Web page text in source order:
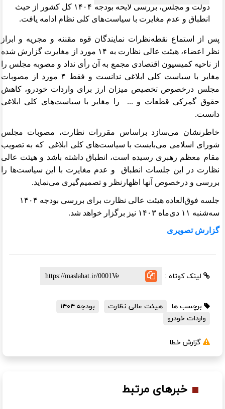
دولت و مجلس، بررسی لایحه بودجه ۱۴۰۴ کل کشور از حیث
انطباق و عدم مغایرت با سیاست‌های کلی نظام ادامه یافت.
پس از استماع نقطه‌نظرات نمایندگان قوه مقننه و مجریه و ابراز
نظر اعضاء، هیئت عالی نظارت به ۱۴ مورد از مغایرت گزارش شده
از ناحیه کمیسیون اقتصادی مجمع به آن رأی نداد و مصوبه مجلس را
مغایر با سیاست کلی ابلاغی ندانست و فقط ۴ مورد از مصوبات
مجلس درخصوص تخصیص میزان ارز برای واردات خودرو، کاهش
حقوق گمرکی قطعات و ... را مغایر با سیاست‌های کلی ابلاغی
دانست.
خاطرنشان می‌سازد براساس مقررات نظارت، مصوبات مجلس
شورای اسلامی می‌بایست با سیاست‌های کلی ابلاغی که به تصویب
مقام معظم رهبری رسیده است، انطباق داشته باشد و هیئت عالی
نظارت در این جلسات انطباق و عدم مغایرت با این سیاست‌ها را
بررسی و درخصوص آنها اظهارنظر و تصمیم‌گیری می‌نماید.
جلسه فوق‌العاده هیئت عالی نظارت برای بررسی بودجه ۱۴۰۴
سه‌شنبه ۱۱ دی‌ماه ۱۴۰۳ نیز برگزار خواهد شد.
گزارش تصویری
لینک کوتاه :
برچسب ها: هیئت عالی نظارت
بودجه ۱۴۰۴
واردات خودرو
گزارش خطا
خبرهای مرتبط